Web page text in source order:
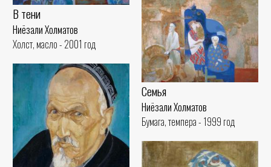
В тени
Ниёзали Холматов
Холст, масло - 2001 год
Семья
Ниёзали Холматов
Бумага, темпера - 1999 год